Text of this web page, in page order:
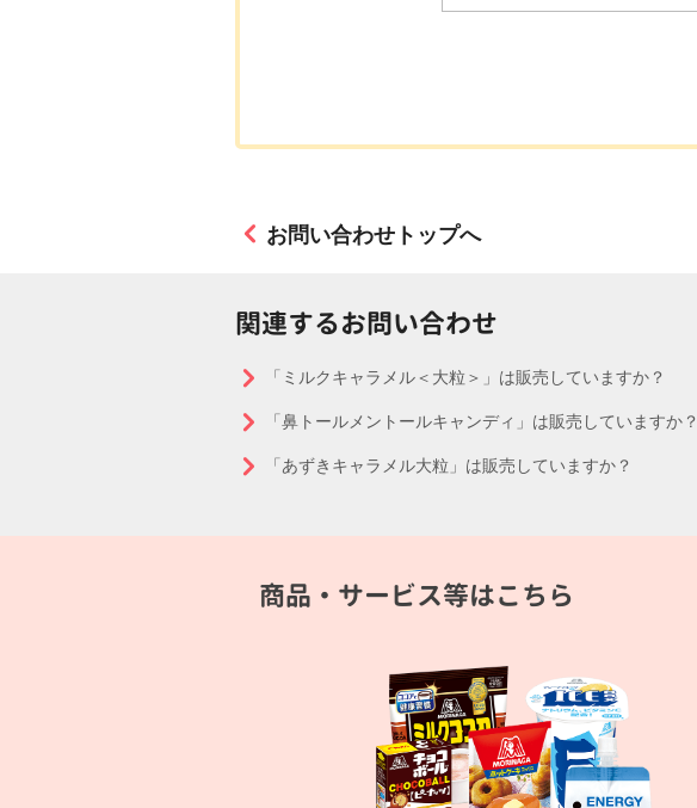
お問い合わせトップへ
関連するお問い合わせ
「ミルクキャラメル＜大粒＞」は販売していますか？
「鼻トールメントールキャンディ」は販売していますか？
「あずきキャラメル大粒」は販売していますか？
商品・サービス等はこちら